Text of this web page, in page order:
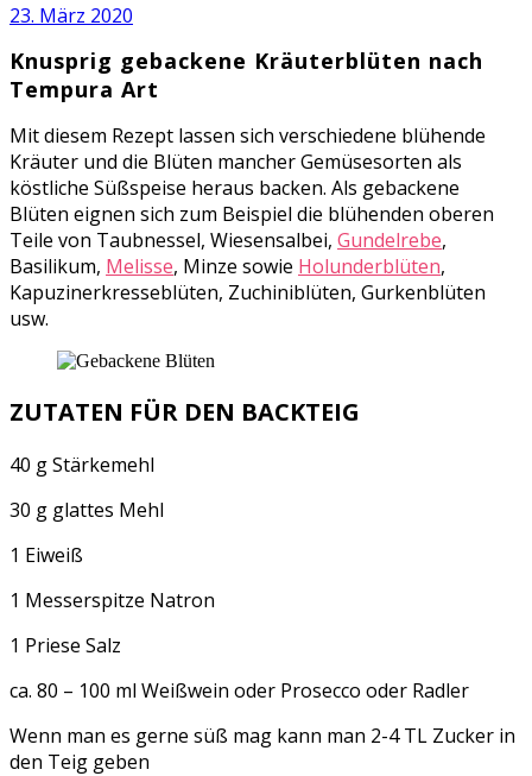
23. März 2020
Knusprig gebackene Kräuterblüten nach
Tempura Art
Mit diesem Rezept lassen sich verschiedene blühende
Kräuter und die Blüten mancher Gemüsesorten als
köstliche Süßspeise heraus backen. Als gebackene
Blüten eignen sich zum Beispiel die blühenden oberen
Teile von Taubnessel, Wiesensalbei, Gundelrebe,
Basilikum, Melisse, Minze sowie Holunderblüten,
Kapuzinerkresseblüten, Zuchiniblüten, Gurkenblüten
usw.
ZUTATEN FÜR DEN BACKTEIG
40 g Stärkemehl
30 g glattes Mehl
1 Eiweiß
1 Messerspitze Natron
1 Priese Salz
ca. 80 – 100 ml Weißwein oder Prosecco oder Radler
Wenn man es gerne süß mag kann man 2-4 TL Zucker in
den Teig geben